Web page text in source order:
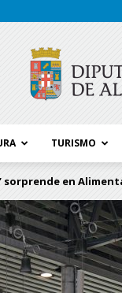
TURISMO
sorprende en